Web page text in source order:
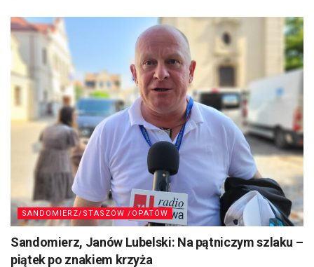
SANDOMIERZ/STASZÓW /OPATÓW
Sandomierz, Janów Lubelski: Na pątniczym szlaku –
piątek po znakiem krzyża